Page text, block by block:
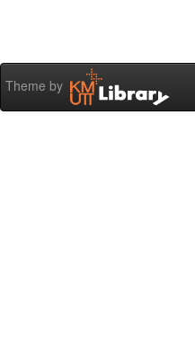
Theme by